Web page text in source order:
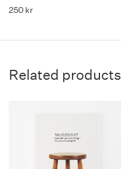
250 kr
Related products